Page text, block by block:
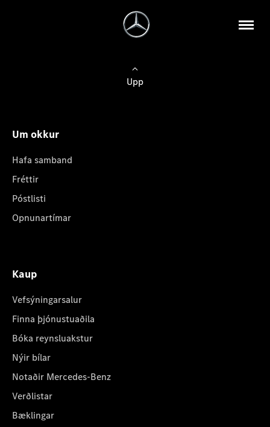
Upp
Um okkur
Hafa samband
Fréttir
Póstlisti
Opnunartímar
Kaup
Vefsýningarsalur
Finna þjónustuaðila
Bóka reynsluakstur
Nýir bílar
Notaðir Mercedes-Benz
Verðlistar
Bæklingar